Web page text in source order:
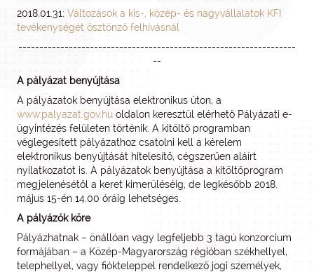
2018.01.31: Változások a kis-, közép- és nagyvállalatok KFI
tevékenységét ösztönző felhívásnál
------------------------------------------------------------------
--
A pályázat benyújtása
A pályázatok benyújtása elektronikus úton, a
www.palyazat.gov.hu oldalon keresztül elérhető Pályázati e-
ügyintézés felületen történik. A kitöltő programban
véglegesített pályázathoz csatolni kell a kérelem
elektronikus benyújtását hitelesítő, cégszerűen aláírt
nyilatkozatot is. A pályázatok benyújtása a kitöltőprogram
megjelenésétől a keret kimerüléséig, de legkésőbb 2018.
május 15-én 14.00 óráig lehetséges.
A pályázók köre
Pályázhatnak – önállóan vagy legfeljebb 3 tagú konzorcium
formájában – a Közép-Magyarország régióban székhellyel,
telephellyel, vagy fiókteleppel rendelkező jogi személyek,